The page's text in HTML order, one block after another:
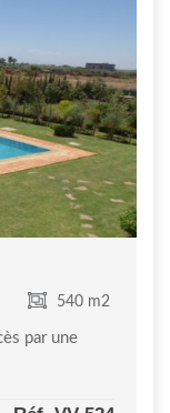
540 m2
par une